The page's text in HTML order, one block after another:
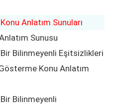
Anlatım Sunuları
Sunusu
Bilinmeyenli Eşitsizlikleri
Konu Anlatım
Bilinmeyenli